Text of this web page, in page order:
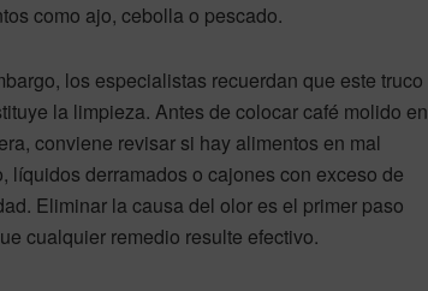
como ajo, cebolla o pescado.
los especialistas recuerdan que este truco
la limpieza. Antes de colocar café molido en
conviene revisar si hay alimentos en mal
líquidos derramados o cajones con exceso de
Eliminar la causa del olor es el primer paso
cualquier remedio resulte efectivo.